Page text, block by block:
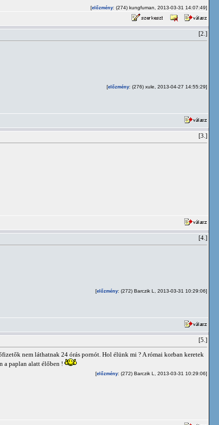
[előzmény: (274) kungfuman, 2013-03-31 14:07:49]
[2.]
[előzmény: (276) xule, 2013-04-27 14:55:29]
[3.]
[4.]
[előzmény: (272) Barczik L, 2013-03-31 10:29:06]
[5.]
nem láthatnak 24 órás pornót. Hol élünk mi ? A római korban keretek
a paplan alatt élőben !
[előzmény: (272) Barczik L, 2013-03-31 10:29:06]